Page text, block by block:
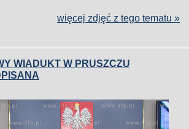
więcej zdjęć z tego tematu »
WIADUKT W PRUSZCZU